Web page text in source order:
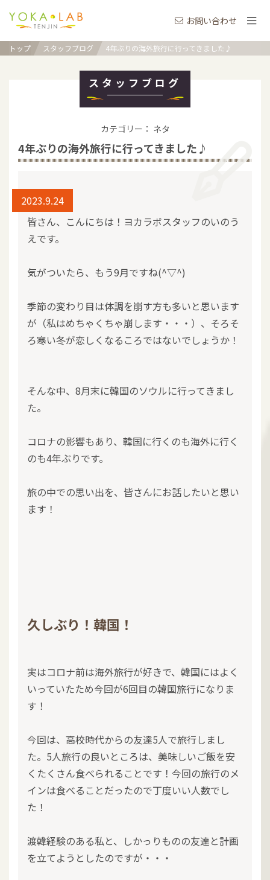
お問い合わせ
トップ スタッフブログ 4年ぶりの海外旅行に行ってきました♪
スタッフブログ
カテゴリー： ネタ
4年ぶりの海外旅行に行ってきました♪
2023.9.24
皆さん、こんにちは！ヨカラボスタッフのいのう
えです。
気がついたら、もう9月ですね(^▽^)
季節の変わり目は体調を崩す方も多いと思います
が（私はめちゃくちゃ崩します・・・）、そろそ
ろ寒い冬が恋しくなるころではないでしょうか！
そんな中、8月末に韓国のソウルに行ってきまし
た。
コロナの影響もあり、韓国に行くのも海外に行く
のも4年ぶりです。
旅の中での思い出を、皆さんにお話したいと思い
ます！
久しぶり！韓国！
実はコロナ前は海外旅行が好きで、韓国にはよく
いっていたため今回が6回目の韓国旅行になりま
す！
今回は、高校時代からの友達5人で旅行しまし
た。5人旅行の良いところは、美味しいご飯を安
くたくさん食べられることです！今回の旅行のメ
インは食べることだったので丁度いい人数でし
た！
渡韓経験のある私と、しかっりものの友達と計画
を立てようとしたのですが・・・